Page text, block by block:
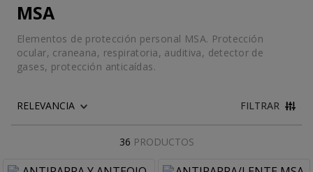
MSA
Elementos de protección personal MSA. Protección
ocular, craneana, respiratoria, auditiva, detector de
gases, protección anticaídas.
36 PRODUCTOS
FILTRAR